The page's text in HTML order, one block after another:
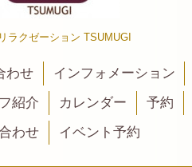
ラクゼーション TSUMUGI
わせ インフォメーション
紹介 カレンダー 予約
わせ
イベント予約